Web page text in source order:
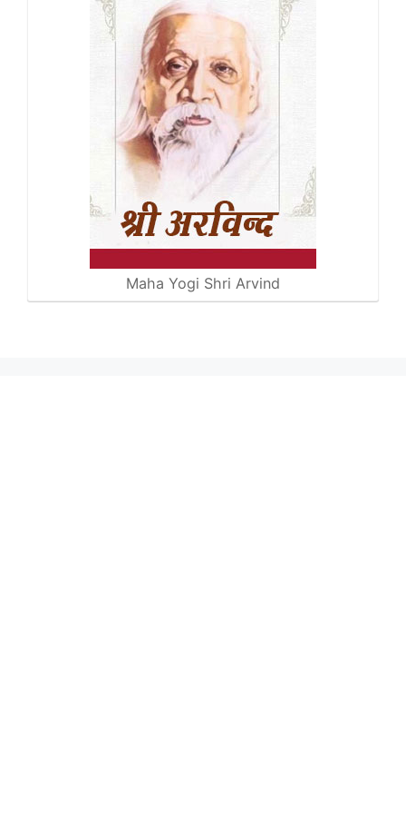
Maha Yogi Shri Arvind